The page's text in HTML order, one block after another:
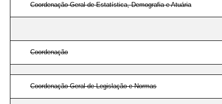
Coordenação-Geral de Estatística, Demografia e Atuária
Coordenação
Coordenação-Geral de Legislação e Normas